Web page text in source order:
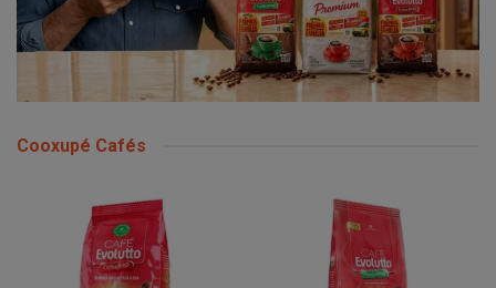
Cooxupé Cafés